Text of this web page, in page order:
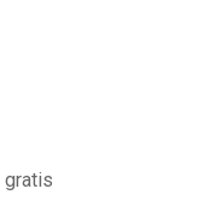
gratis